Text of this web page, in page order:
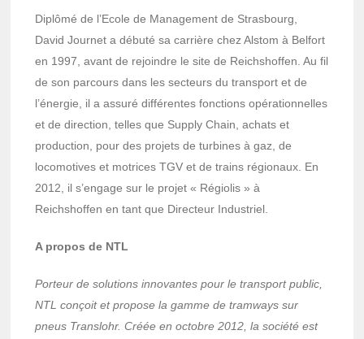
Diplômé de l’Ecole de Management de Strasbourg,
David Journet a débuté sa carrière chez Alstom à Belfort
en 1997, avant de rejoindre le site de Reichshoffen. Au fil
de son parcours dans les secteurs du transport et de
l’énergie, il a assuré différentes fonctions opérationnelles
et de direction, telles que Supply Chain, achats et
production, pour des projets de turbines à gaz, de
locomotives et motrices TGV et de trains régionaux. En
2012, il s’engage sur le projet « Régiolis » à
Reichshoffen en tant que Directeur Industriel.
A propos de NTL
Porteur de solutions innovantes pour le transport public,
NTL conçoit et propose la gamme de tramways sur
pneus Translohr.Créée en octobre 2012, la société est